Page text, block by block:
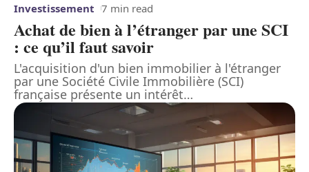
Investissement 7 min read
Achat de bien à l’étranger par une SCI
: ce qu’il faut savoir
L'acquisition d'un bien immobilier à l'étranger
par une Société Civile Immobilière (SCI)
française présente un intérêt…